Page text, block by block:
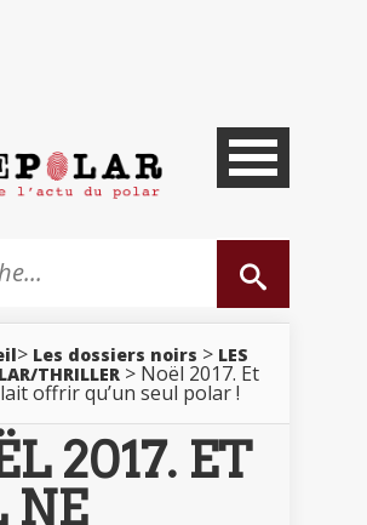
> Les dossiers noirs > LES
THRILLER > Noël 2017. Et
offrir qu’un seul polar !
2017. ET
NE